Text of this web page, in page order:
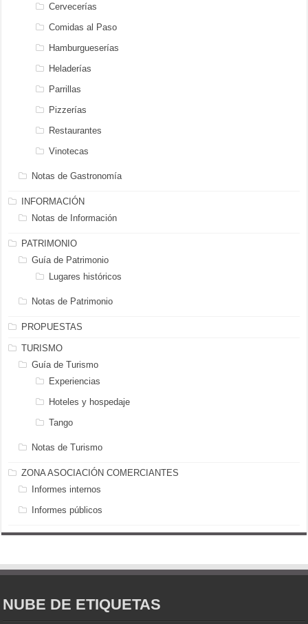
Cervecerías
Comidas al Paso
Hamburgueserías
Heladerías
Parrillas
Pizzerías
Restaurantes
Vinotecas
Notas de Gastronomía
INFORMACIÓN
Notas de Información
PATRIMONIO
Guía de Patrimonio
Lugares históricos
Notas de Patrimonio
PROPUESTAS
TURISMO
Guía de Turismo
Experiencias
Hoteles y hospedaje
Tango
Notas de Turismo
ZONA ASOCIACIÓN COMERCIANTES
Informes internos
Informes públicos
NUBE DE ETIQUETAS